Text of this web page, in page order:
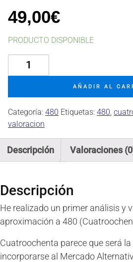
49,00€
PRODUCTO DISPONIBLE
Entrando
una
nueva
dimensión
AÑADIR AL
Categoría: 480 Etiquetas: 480
valoracion
Descripción Valoraciones
Descripción
He realizado un primer análisis y
aproximación a 480
Cuatroochenta parece que será
incorporarse al Mercado